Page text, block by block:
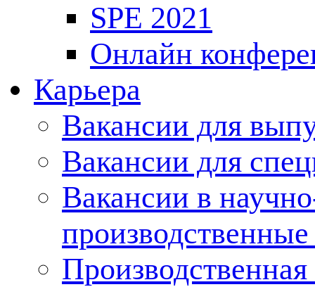
SPE 2021
Онлайн
Карьера
Вакансии для
Вакансии для
Вакансии в
Производственная